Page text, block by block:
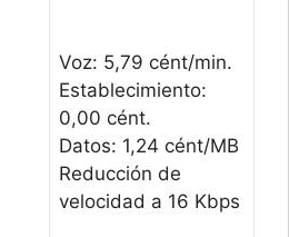
Voz: 5,79 cént/min.
Establecimiento:
0,00 cént.
Datos: 1,24 cént/MB
Reducción de
velocidad a 16 Kbps